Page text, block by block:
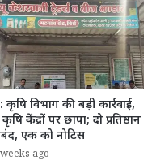
कृषि विभाग की बड़ी कार्रवाई,
केंद्रों पर छापा; दो प्रतिष्ठान
एक को नोटिस
ago